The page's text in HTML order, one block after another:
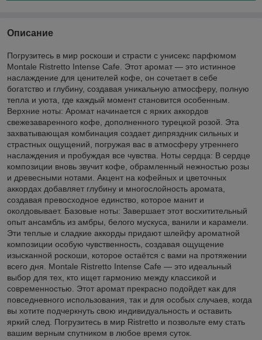
Описание
Погрузитесь в мир роскоши и страсти с унисекс парфюмом
Montale Ristretto Intense Cafe. Этот аромат — это истинное
наслаждение для ценителей кофе, он сочетает в себе
богатство и глубину, создавая уникальную атмосферу, полную
тепла и уюта, где каждый момент становится особенным.
Верхние ноты: Aромат начинается с ярких аккордов
свежезаваренного кофе, дополненного турецкой розой. Эта
захватывающая комбинация создает дипряздник сильных и
страстных ощущений, погружая вас в атмосферу утреннего
наслаждения и пробуждая все чувства. Ноты сердца: В сердце
композиции вновь звучит кофе, обрамленный нежностью розы
и древесными нотами. Акцент на кофейных и цветочных
аккордах добавляет глубину и многослойность аромата,
создавая превосходное единство, которое манит и
околдовывает. Базовые ноты: Завершает этот восхитительный
опыт ансамбль из амбры, белого мускуса, ванили и карамели.
Эти теплые и сладкие аккорды придают шлейфу ароматной
композиции особую чувственность, создавая ощущение
изысканной роскоши, которое остаётся с вами на протяжении
всего дня. Montale Ristretto Intense Cafe — это идеальный
выбор для тех, кто ищет гармонию между классикой и
современностью. Этот аромат прекрасно подойдет как для
повседневного использования, так и для особых случаев, когда
вы хотите подчеркнуть свою индивидуальность и оставить
яркий след. Погрузитесь в мир Ristretto и позвольте ему стать
вашим верным спутником в любое время суток.